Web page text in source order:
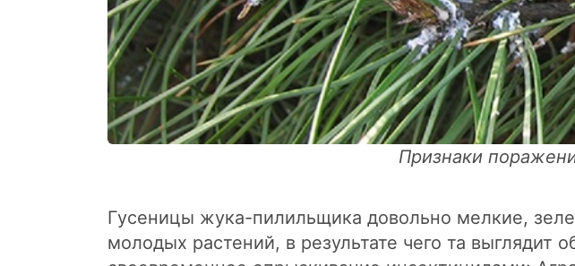
Признаки
Гусеницы жука-пилильщика довольно мелкие,
молодых растений, в результате чего та